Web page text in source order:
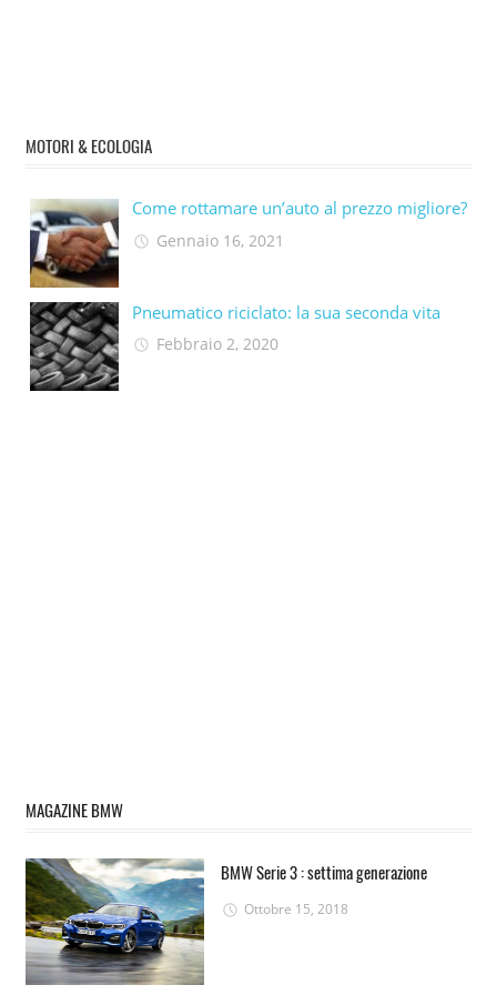
MOTORI & ECOLOGIA
Come rottamare un’auto al prezzo migliore?
Gennaio 16, 2021
Pneumatico riciclato: la sua seconda vita​
Febbraio 2, 2020
MAGAZINE BMW
BMW Serie 3 : settima generazione
Ottobre 15, 2018